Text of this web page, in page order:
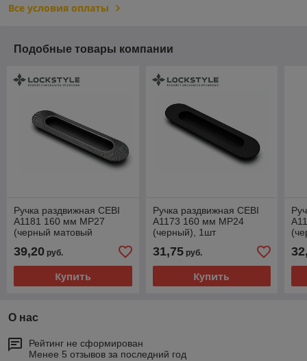
Все условия оплаты
Подобные товары компании
Ручка раздвижная CEBI
A1181 160 мм MP27
(черный матовый
39,20 руб.
Купить
Ручка раздвижная CEBI
A1173 160 мм MP24
(черный), 1шт
31,75руб.
Купить
О нас
Рейтинг не сформирован
Менее 5 отзывов за последний год